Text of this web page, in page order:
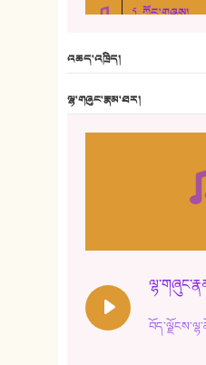
5. ཀོང་གཞས།
10. ཆང་གཞས། ༣
འཆད་འཁྲིད།
ལྷ་གཞུང་རྣམ་ཐར།